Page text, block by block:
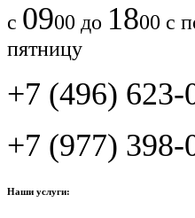
с 0900 до 1800 с
пятницу
+7 (496) 623-
+7 (977) 398-
Наши услуги: